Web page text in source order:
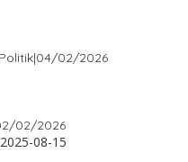
|04/02/2026
02/2026